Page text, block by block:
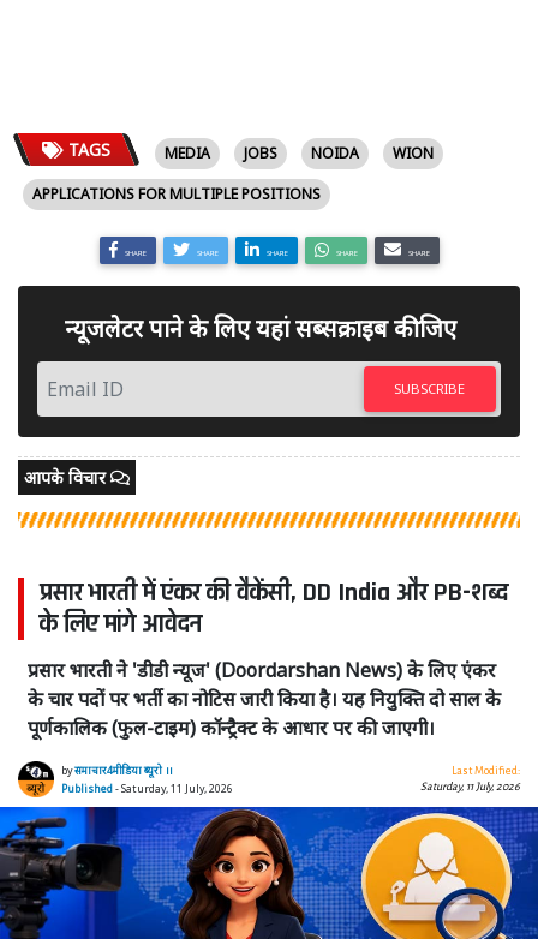
TAGS MEDIA JOBS NOIDA
WION
APPLICATIONS FOR MULTIPLE POSITIONS
SHARE SHARE SHARE SHARE SHARE
न्यूजलेटर पाने के लिए यहां सब्सक्राइब कीजिए
SUBSCRIBE
आपके विचार
प्रसार भारती में एंकर की वैकेंसी, DD India और PB-शब्द
के लिए मांगे आवेदन
प्रसार भारती ने 'डीडी न्यूज' (Doordarshan News) के लिए एंकर
के चार पदों पर भर्ती का नोटिस जारी किया है। यह नियुक्ति दो साल के
पूर्णकालिक (फुल-टाइम) कॉन्ट्रैक्ट के आधार पर की जाएगी।
byसमाचार4मीडिया ब्यूरो ।।
Published- Saturday, 11 July, 2026
Last Modified:
Saturday, 11 July, 2026